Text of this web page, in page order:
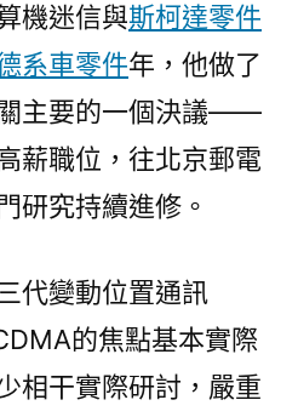
機迷信與斯柯達零件
系車零件年，他做了
主要的一個決議——
薪職位，往北京郵電
研究持續進修。
代變動位置通訊
的焦點基本實際
相干實際研討，嚴重